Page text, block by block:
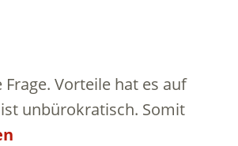
Vorteile hat es auf
unbürokratisch. Somit